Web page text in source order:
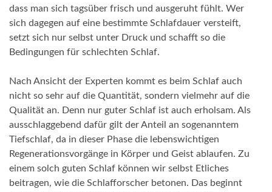
dass man sich tagsüber frisch und ausgeruht fühlt. Wer
sich dagegen auf eine bestimmte Schlafdauer versteift,
setzt sich nur selbst unter Druck und schafft so die
Bedingungen für schlechten Schlaf.
Nach Ansicht der Experten kommt es beim Schlaf auch
nicht so sehr auf die Quantität, sondern vielmehr auf die
Qualität an. Denn nur guter Schlaf ist auch erholsam. Als
ausschlaggebend dafür gilt der Anteil an sogenanntem
Tiefschlaf, da in dieser Phase die lebenswichtigen
Regenerationsvorgänge in Körper und Geist ablaufen. Zu
einem solch guten Schlaf können wir selbst Etliches
beitragen, wie die Schlafforscher betonen. Das beginnt